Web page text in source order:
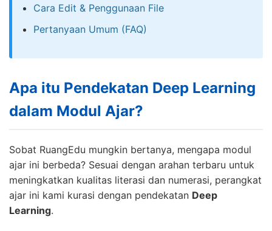
Cara Edit & Penggunaan File
Pertanyaan Umum (FAQ)
Apa itu Pendekatan Deep Learning
dalam Modul Ajar?
Sobat RuangEdu mungkin bertanya, mengapa modul
ajar ini berbeda? Sesuai dengan arahan terbaru untuk
meningkatkan kualitas literasi dan numerasi, perangkat
ajar ini kami kurasi dengan pendekatan Deep
Learning.